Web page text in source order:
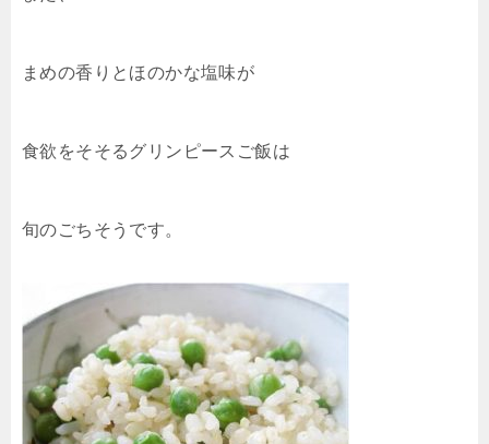
まめの香りとほのかな塩味が
食欲をそそるグリンピースご飯は
旬のごちそうです。